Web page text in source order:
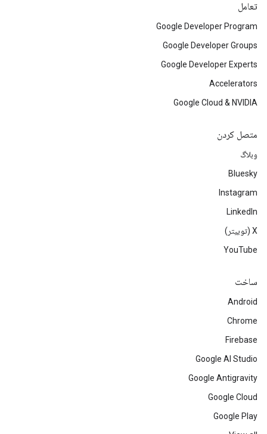
تعامل
Google Developer Program
Google Developer Groups
Google Developer Experts
Accelerators
Google Cloud & NVIDIA
متصل کردن
وبلاگ
Bluesky
Instagram
LinkedIn
‫X (توییتر)
YouTube
ساخت
Android
Chrome
Firebase
Google AI Studio
Google Antigravity
Google Cloud
Google Play